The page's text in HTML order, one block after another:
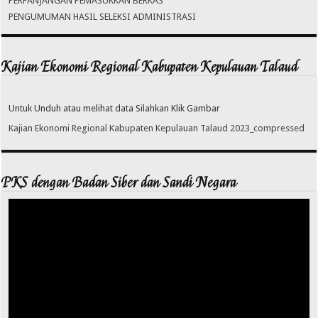
PENGUMUMAN HASIL SELEKSI ADMINISTRASI
Kajian Ekonomi Regional Kabupaten Kepulauan Talaud
Untuk Unduh atau melihat data Silahkan Klik Gambar
Kajian Ekonomi Regional Kabupaten Kepulauan Talaud 2023_compressed
PKS dengan Badan Siber dan Sandi Negara